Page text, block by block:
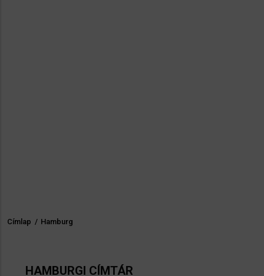
Morzsa
Címlap / Hamburg
HAMBURGI CÍMTÁR